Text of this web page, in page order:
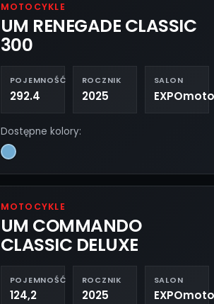
MOTOCYKLE
UM RENEGADE CLASSIC
300
POJEMNOŚĆ
292.4
ROCZNIK
2025
SALON
EXPOmoto
Dostępne kolory:
MOTOCYKLE
UM COMMANDO
CLASSIC DELUXE
POJEMNOŚĆ
124,2
ROCZNIK
2025
SALON
EXPOmoto